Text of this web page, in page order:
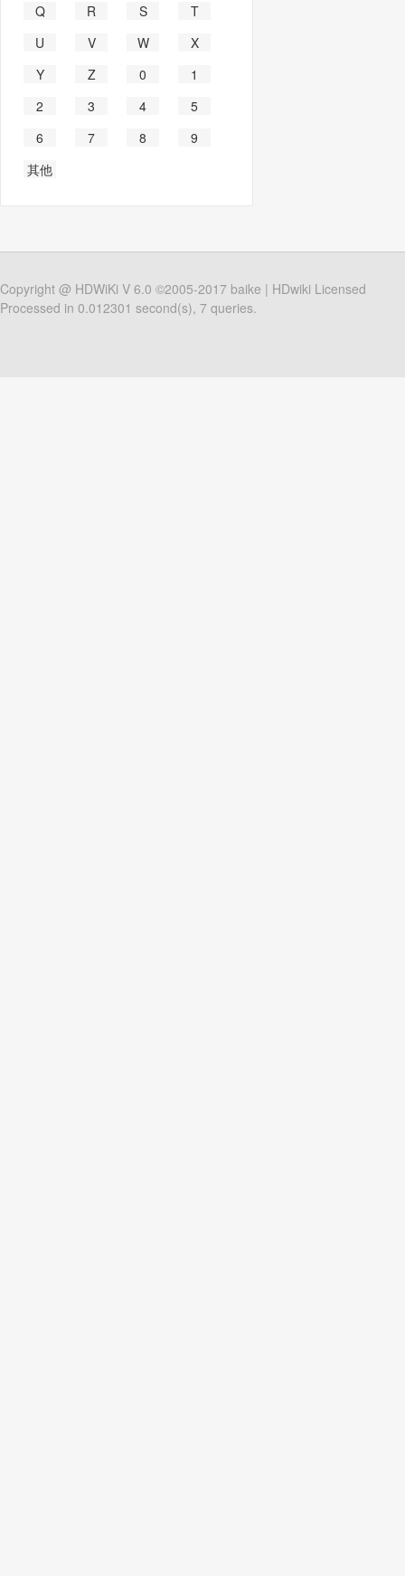
Q
R S
T
U
V W
X
Y
Z 0
1
2
3 4
5
6
7 8
9
其他
Copyright @ HDWiKi V 6.0 ©2005-2017 baike | HDwiki Licensed
Processed in 0.012301 second(s), 7 queries.